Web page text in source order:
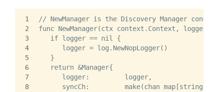
1
2
3
4
5
6
7
8
// NewManager is the Discovery Manager
func NewManager(ctx context.Context, logger
   if logger == nil {
      logger = log.NewNopLogger()
   }
   return &Manager{
      logger:         logger,
syncCh:         make(chan